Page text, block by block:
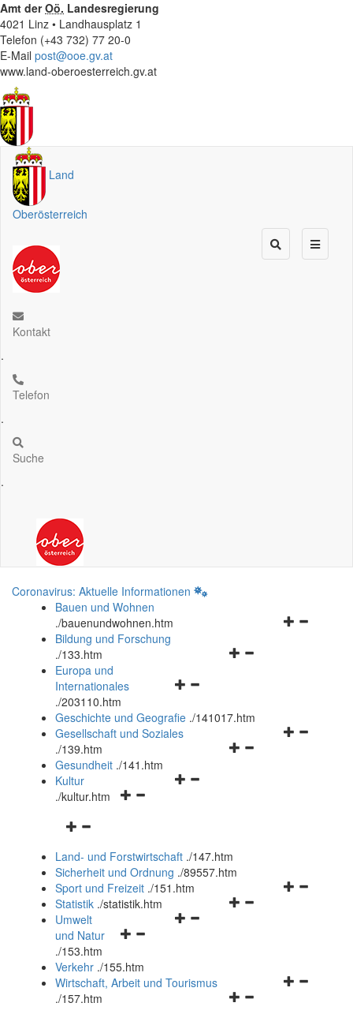
Amt derOö. Landesregierung
4021 Linz • Landhausplatz 1
Telefon (+43 732) 77 20-0
E-Mail post@ooe.gv.at
www.land-oberoesterreich.gv.at
Land
Oberösterreich
Kontakt
.
Telefon
.
Suche
.
Coronavirus: Aktuelle Informationen
Bauen und Wohnen
./bauenundwohnen.htm
Navigationsmenü
Bildung und Forschung
./133.htm
Navigationsmenü
und
schließen
Europa und
Internationales
./203110.htm
Geschichte und Geografie ./141017.htm
Navigationsmenü
Gesellschaft und Soziales
./139.htm
Navigationsmenü
Gesundheit ./141.htm
Navigationsmenü
Kultur
./kultur.htm
Navigationsmenü
und
schließen
Land- und Forstwirtschaft ./147.htm
Sicherheit und Ordnung ./89557.htm
Navigationsmenü
Sport und Freizeit ./151.htm
Navigationsmenü
Statistik ./statistik.htm
Navigationsmenü
und
schließen
Umwelt
und Natur
./153.htm
Verkehr ./155.htm
Navigationsmenü
Wirtschaft, Arbeit und Tourismus
./157.htm